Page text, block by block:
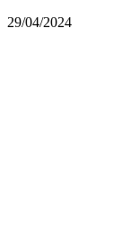
29/04/2024